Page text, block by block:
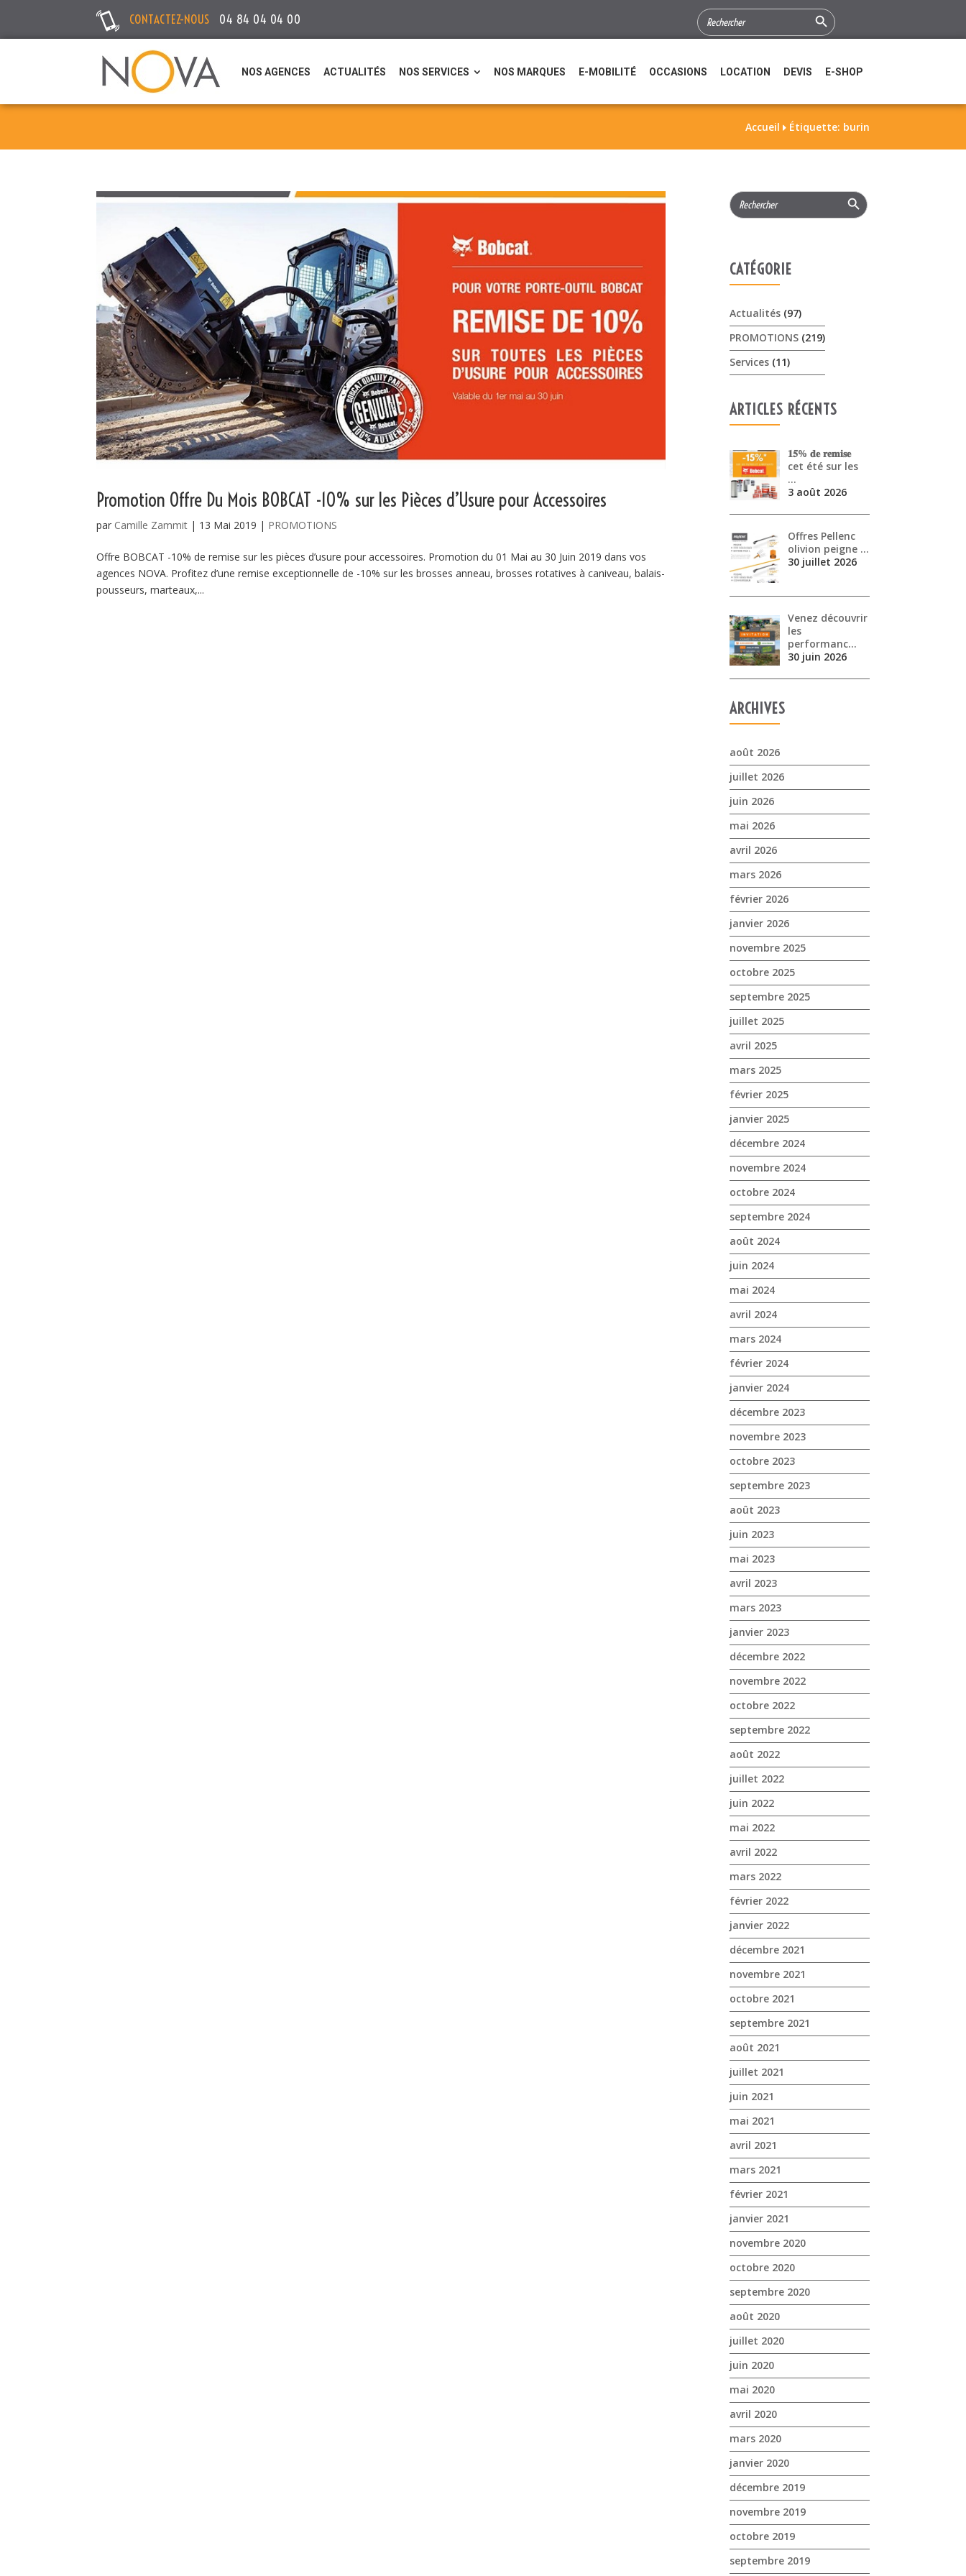
CONTACTEZ-NOUS 04 84 04 04 00
SEARCH
FOR:
Search Button
NOS AGENCES ACTUALITÉS NOS SERVICES NOS MARQUES E-MOBILITÉ OCCASIONS LOCATION DEVIS E-SHOP
Accueil  Étiquette: burin
Promotion Offre Du Mois BOBCAT -10% sur les Pièces d’Usure pour Accessoires
par Camille Zammit | 13 Mai 2019 | PROMOTIONS
Offre BOBCAT -10% de remise sur les pièces d’usure pour accessoires. Promotion du 01 Mai au 30 Juin 2019 dans vos
agences NOVA. Profitez d’une remise exceptionnelle de -10% sur les brosses anneau, brosses rotatives à caniveau, balais-
pousseurs, marteaux,...
Search
for:
Search Button
CATÉGORIE
Actualités (97)
PROMOTIONS (219)
Services (11)
ARTICLES RÉCENTS
𝟏𝟓% 𝐝𝐞 𝐫𝐞𝐦𝐢𝐬𝐞
cet été sur les
…
3 août 2026
Offres Pellenc
olivion peigne …
30 juillet 2026
Venez découvrir
les
performanc…
30 juin 2026
ARCHIVES
août 2026
juillet 2026
juin 2026
mai 2026
avril 2026
mars 2026
février 2026
janvier 2026
novembre 2025
octobre 2025
septembre 2025
juillet 2025
avril 2025
mars 2025
février 2025
janvier 2025
décembre 2024
novembre 2024
octobre 2024
septembre 2024
août 2024
juin 2024
mai 2024
avril 2024
mars 2024
février 2024
janvier 2024
décembre 2023
novembre 2023
octobre 2023
septembre 2023
août 2023
juin 2023
mai 2023
avril 2023
mars 2023
janvier 2023
décembre 2022
novembre 2022
octobre 2022
septembre 2022
août 2022
juillet 2022
juin 2022
mai 2022
avril 2022
mars 2022
février 2022
janvier 2022
décembre 2021
novembre 2021
octobre 2021
septembre 2021
août 2021
juillet 2021
juin 2021
mai 2021
avril 2021
mars 2021
février 2021
janvier 2021
novembre 2020
octobre 2020
septembre 2020
août 2020
juillet 2020
juin 2020
mai 2020
avril 2020
mars 2020
janvier 2020
décembre 2019
novembre 2019
octobre 2019
septembre 2019